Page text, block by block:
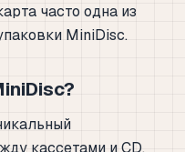
часто одна из
MiniDisc.
кассетами и CD.